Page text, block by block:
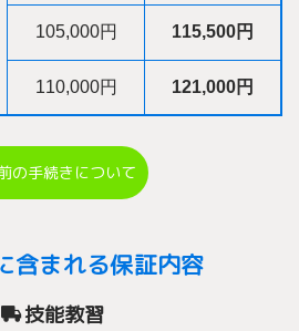
105,000円 115,500円
110,000円 121,000円
の手続きについて
含まれる保証内容
技能教習